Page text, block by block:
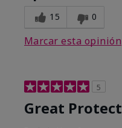
15 0
Marcar esta opinión
5
Great